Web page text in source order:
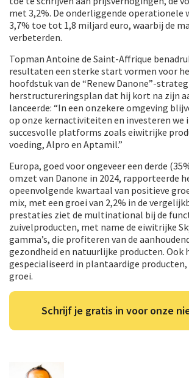
met 3,2%. De onderliggende operationele
3,7% toe tot 1,8 miljard euro, waarbij de
verbeterden.
Topman Antoine de Saint-Affrique
resultaten een sterke start vormen voor
hoofdstuk van de “Renew Danone”-
herstructureringsplan dat hij kort na zijn
lanceerde: “In een onzekere omgeving
op onze kernactiviteiten en investeren we
succesvolle platforms zoals eiwitrijke
voeding, Alpro en Aptamil.”
Europa, goed voor ongeveer een derde
omzet van Danone in 2024, rapporteerde
opeenvolgende kwartaal van positieve
mix, met een groei van 2,2% in de
prestaties ziet de multinational bij de
zuivelproducten, met name de eiwitrijke
gamma’s, die profiteren van de
gezondheid en natuurlijke producten. Ook
gespecialiseerd in plantaardige
groei.
Schrijf je gratis in voor onze